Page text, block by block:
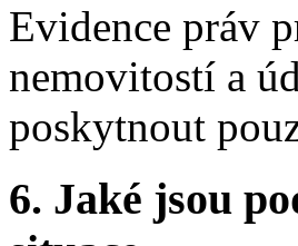
Evidence práv
nemovitostí a
poskytnout
6. Jaké jsou